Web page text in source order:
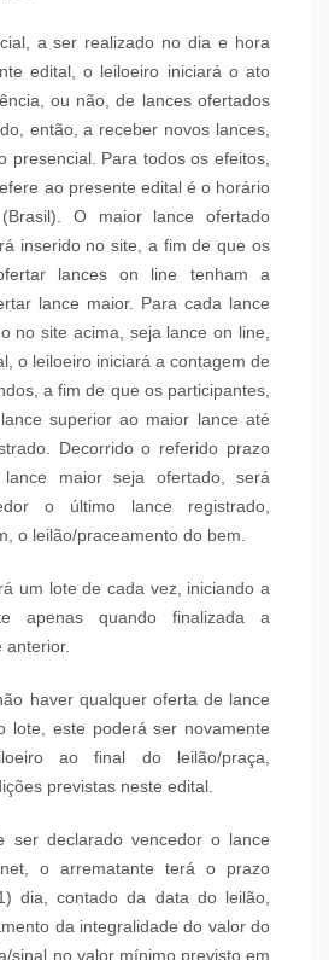
a ser realizado no dia e hora
edital, o leiloeiro iniciará o ato
ou não, de lances ofertados
então, a receber novos lances,
presencial. Para todos os efeitos,
ao presente edital é o horário
O maior lance ofertado
inserido no site, a fim de que os
lances on line tenham a
lance maior. Para cada lance
no site acima, seja lance on line,
o leiloeiro iniciará a contagem de
a fim de que os participantes,
superior ao maior lance até
Decorrido o referido prazo
maior seja ofertado, será
o último lance registrado,
o leilão/praceamento do bem.
um lote de cada vez, iniciando a
apenas quando finalizada a
haver qualquer oferta de lance
lote, este poderá ser novamente
ao final do leilão/praça,
previstas neste edital.
ser declarado vencedor o lance
o arrematante terá o prazo
dia, contado da data do leilão,
da integralidade do valor do
sinal no valor mínimo previsto em